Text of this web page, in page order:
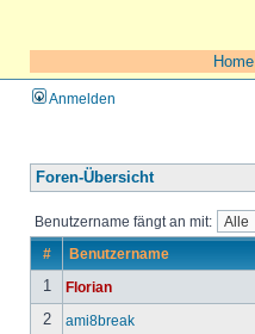
Home
Anmelden
Foren-Übersicht
Benutzername fängt an mit:
# Benutzername
1 Florian
2 ami8break